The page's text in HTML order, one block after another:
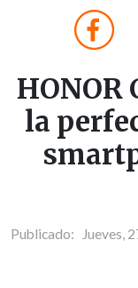
HONOR
la
Publicado: Jueves,